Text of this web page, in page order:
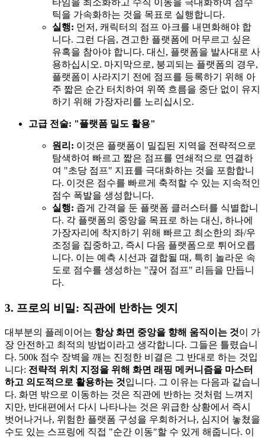
타임을 최소화하고 수직 이동을 극대화하여 점수
틱을 가속화하는 것을 목표로 실행합니다.
실행: 먼저, 캐릭터의 점프 아크를 내면화해야 합
니다. 그런 다음, 견고한 플랫폼에 머무르고 싶은
유혹을 참아야 합니다. 대신, 플랫폼을 발사대로 사
용하십시오. 마지막으로, 붕괴되는 플랫폼의 경우,
플랫폼이 사라지기 전에 점프를 등록하기 위해 아
주 짧은 순간 터치하여 위쪽 흐름을 중단 없이 유지
하기 위해 가장자리를 노리십시오.
고급 전술: "플랫폼 밀도 활용"
원리: 이것은 플랫폼이 밀집된 지역을 전략적으로
탐색하여 빠르고 짧은 점프를 연쇄적으로 연결하
여 "초당 점프" 지표를 극대화하는 것을 포함합니
다. 이것은 점수를 빠르게 축적할 수 있는 지속적인
점수 폭발을 생성합니다.
실행: 좁게 간격을 둔 플랫폼 클러스터를 식별합니
다. 각 플랫폼의 중앙을 목표로 하는 대신, 하나에
가장자리에 착지하기 위해 빠르고 최소한의 좌/우
조정을 집중하고, 즉시 다음 플랫폼으로 튀어오릅
니다. 이는 예측 시선과 결합될 때, 특히 놀라운 속
도로 점수를 생성하는 "끊어 점프" 리듬을 만듭니
다.
3. 프로의 비밀: 직관에 반하는 엣지
대부분의 플레이어는 항상 화면 중앙을 향해 움직이는 것이 가
장 안전하고 최적의 방법이라고 생각합니다. 그들은 틀렸습니
다. 500k 점수 장벽을 깨는 진정한 비결은 그 반대로 하는 것입
니다: 전략적 위치 지정을 위해 화면 래핑 메커니즘을 마스터
하고 의도적으로 활용하는 것입니다. 그 이유는 다음과 같습니
다. 화면 밖으로 이동하는 것은 직관에 반하는 것처럼 느껴지
지만, 반대편에서 다시 나타나는 것은 위급한 상황에서 즉시
벗어나거나, 위험한 플랫폼 구성을 우회하거나, 심지어 놓쳤을
수도 있는 스프링에 직접 "순간 이동"할 수 있게 해줍니다. 이